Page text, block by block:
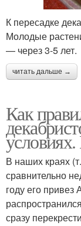
К пересадке
Молодые
— через 3-5 лет.
читать дальше →
Как
В наших краях
сравнительно
году его
сразу